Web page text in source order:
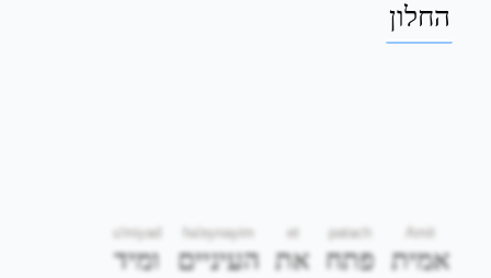
החלון
Amit
אמית
patach
פתח
et
את
ha'eynayim
העיניים
u'miyad
ומיד